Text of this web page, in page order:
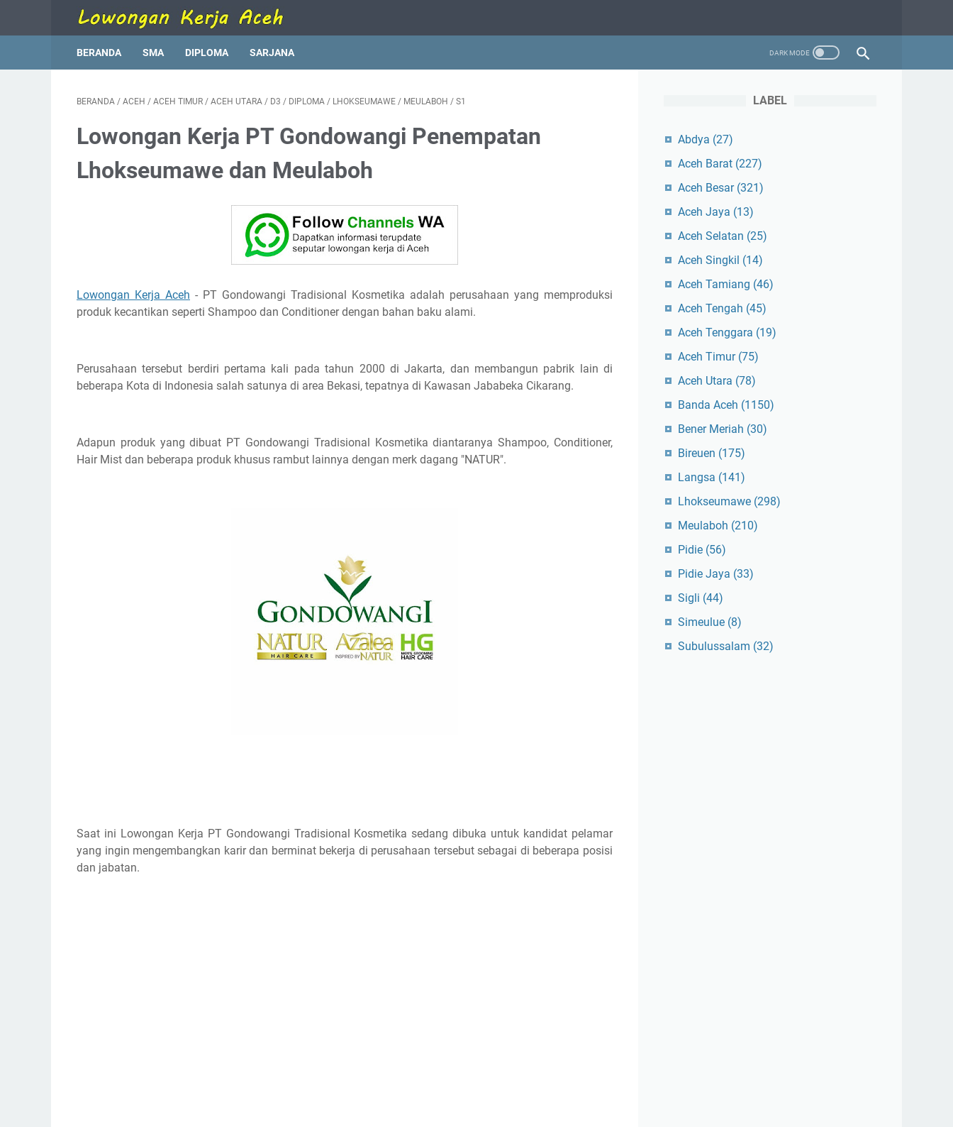
BERANDA SMA DIPLOMA SARJANA
BERANDA / ACEH / ACEH TIMUR / ACEH UTARA / D3 / DIPLOMA / LHOKSEUMAWE / MEULABOH / S1
Lowongan Kerja PT Gondowangi Penempatan
Lhokseumawe dan Meulaboh
Lowongan Kerja Aceh - PT Gondowangi Tradisional Kosmetika adalah perusahaan yang memproduksi
produk kecantikan seperti Shampoo dan Conditioner dengan bahan baku alami.
Perusahaan tersebut berdiri pertama kali pada tahun 2000 di Jakarta, dan membangun pabrik lain di
beberapa Kota di Indonesia salah satunya di area Bekasi, tepatnya di Kawasan Jababeka Cikarang.
Adapun produk yang dibuat PT Gondowangi Tradisional Kosmetika diantaranya Shampoo, Conditioner,
Hair Mist dan beberapa produk khusus rambut lainnya dengan merk dagang "NATUR".
Saat ini Lowongan Kerja PT Gondowangi Tradisional Kosmetika sedang dibuka untuk kandidat pelamar
yang ingin mengembangkan karir dan berminat bekerja di perusahaan tersebut sebagai di beberapa posisi
dan jabatan.
LABEL
Abdya (27)
Aceh Barat (227)
Aceh Besar (321)
Aceh Jaya (13)
Aceh Selatan (25)
Aceh Singkil (14)
Aceh Tamiang (46)
Aceh Tengah (45)
Aceh Tenggara (19)
Aceh Timur (75)
Aceh Utara (78)
Banda Aceh (1150)
Bener Meriah (30)
Bireuen (175)
Langsa (141)
Lhokseumawe (298)
Meulaboh (210)
Pidie (56)
Pidie Jaya (33)
Sigli (44)
Simeulue (8)
Subulussalam (32)